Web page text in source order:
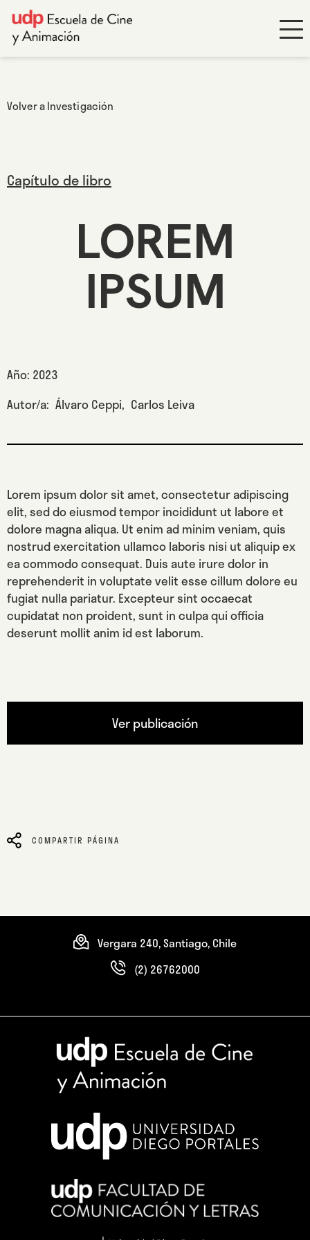
Volver a Investigación
Capítulo de libro
LOREM
IPSUM
Año: 2023
Autor/a: Álvaro Ceppi, Carlos Leiva
Lorem ipsum dolor sit amet, consectetur adipiscing
elit, sed do eiusmod tempor incididunt ut labore et
dolore magna aliqua. Ut enim ad minim veniam, quis
nostrud exercitation ullamco laboris nisi ut aliquip ex
ea commodo consequat. Duis aute irure dolor in
reprehenderit in voluptate velit esse cillum dolore eu
fugiat nulla pariatur. Excepteur sint occaecat
cupidatat non proident, sunt in culpa qui officia
deserunt mollit anim id est laborum.
Ver publicación
COMPARTIR PÁGINA
Vergara 240, Santiago, Chile
(2) 26762000